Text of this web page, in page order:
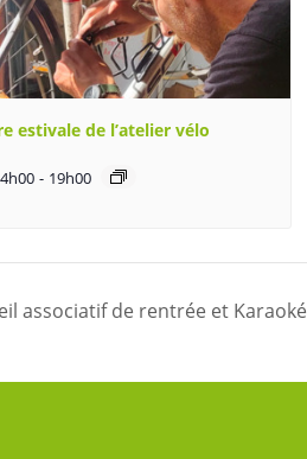
estivale de l’atelier vélo
- 19h00
associatif de rentrée et Karaoké